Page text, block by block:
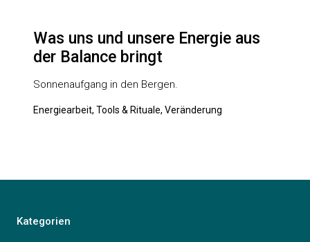
Was uns und unsere Energie aus
der Balance bringt
Sonnenaufgang in den Bergen.
Energiearbeit, Tools & Rituale, Veränderung
Kategorien